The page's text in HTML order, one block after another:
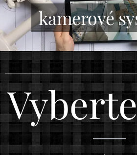
kamerové